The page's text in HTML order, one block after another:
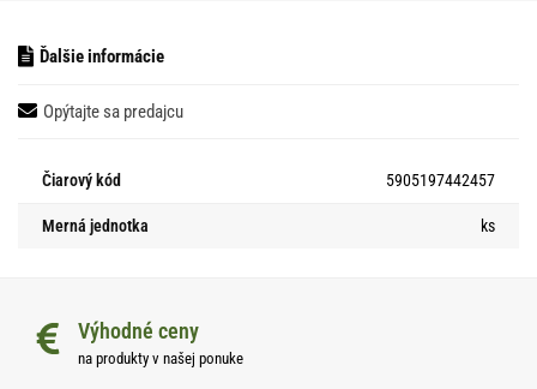
Ďalšie informácie
Opýtajte sa predajcu
Čiarový kód 5905197442457
Merná jednotka ks
Výhodné ceny
na produkty v našej ponuke